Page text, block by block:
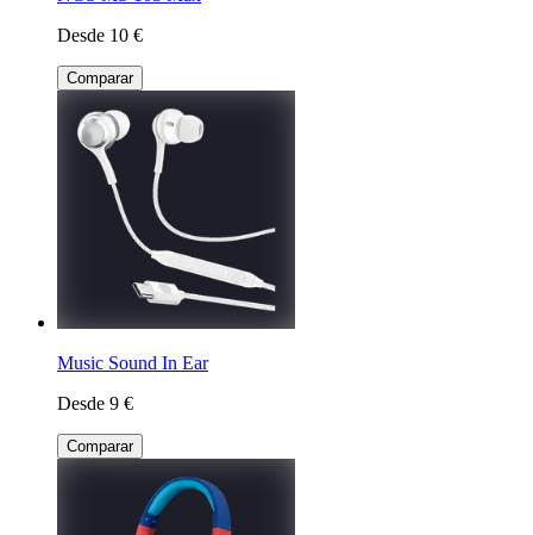
Desde 10 €
Comparar
Music Sound In Ear
Desde 9 €
Comparar